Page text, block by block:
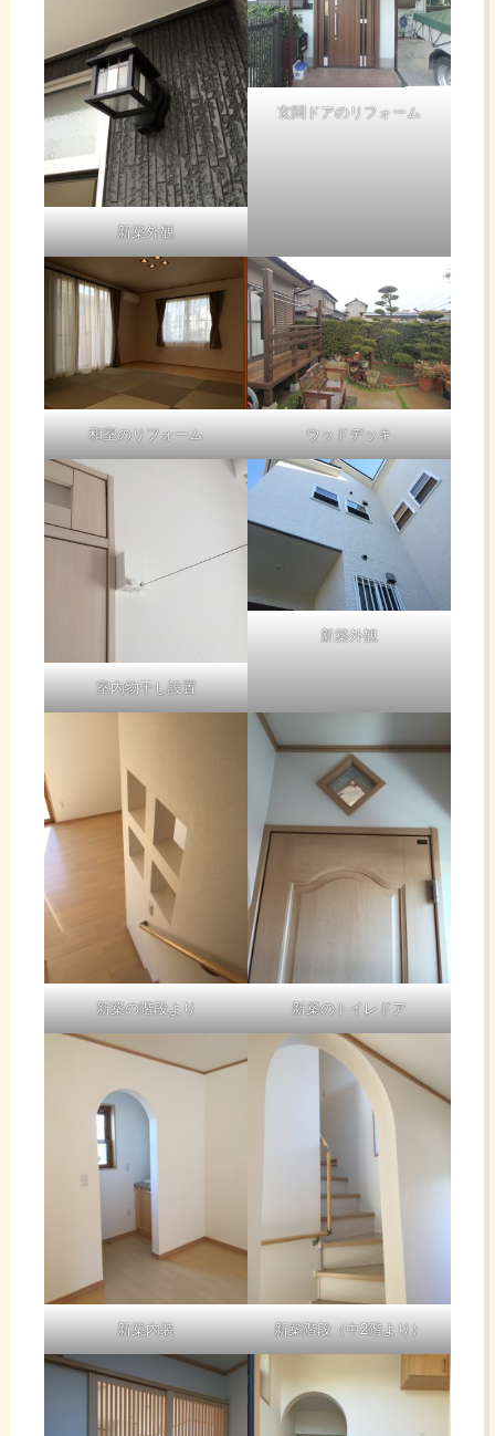
新築外観
玄関ドアのリフォーム
和室のリフォーム ウッドデッキ
室内物干し設置
新築外観
新築の階段より 新築のトイレドア
新築内装 新築階段（中2階より）